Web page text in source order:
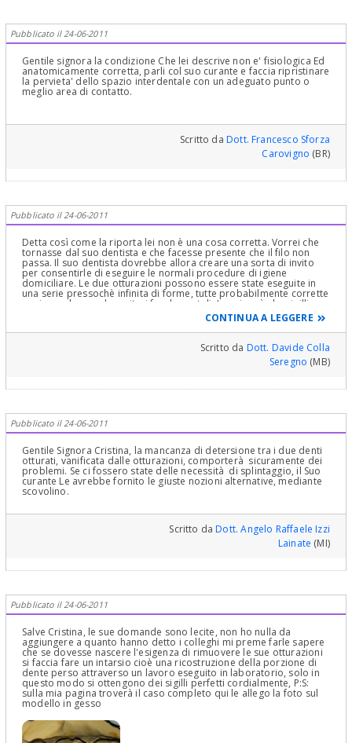
Pubblicato il 24-06-2011
Gentile signora la condizione Che lei descrive non e' fisiologica Ed
anatomicamente corretta, parli col suo curante e faccia ripristinare
la pervieta' dello spazio interdentale con un adeguato punto o
meglio area di contatto.
Scritto daDott. Francesco Sforza
Carovigno (BR)
Pubblicato il 24-06-2011
Detta così come la riporta lei non è una cosa corretta. Vorrei che
tornasse dal suo dentista e che facesse presente che il filo non
passa. Il suo dentista dovrebbe allora creare una sorta di invito
per consentirle di eseguire le normali procedure di igiene
domiciliare. Le due otturazioni possono essere state eseguite in
una serie pressochè infinita di forme, tutte probabilmente corrette
se rispondono a due criteri fondamentali: La prima è che sigillino
perfettamente la cavità cariosa, e la seconda che consentano il
passaggio del filo interdentale. Cordiali saluti.CONTINUA A LEGGERE
Scritto da Dott. Davide Colla
Seregno (MB)
Pubblicato il 24-06-2011
Gentile Signora Cristina, la mancanza di detersione tra i due denti
otturati, vanificata dalle otturazioni, comporterà sicuramente dei
problemi. Se ci fossero state delle necessità di splintaggio, il Suo
curante Le avrebbe fornito le giuste nozioni alternative, mediante
scovolino.
Scritto daDott. Angelo Raffaele Izzi
Lainate (MI)
Pubblicato il 24-06-2011
Salve Cristina, le sue domande sono lecite, non ho nulla da
aggiungere a quanto hanno detto i colleghi mi preme farle sapere
che se dovesse nascere l'esigenza di rimuovere le sue otturazioni
si faccia fare un intarsio cioè una ricostruzione della porzione di
dente perso attraverso un lavoro eseguito in laboratorio, solo in
questo modo si ottengono dei sigilli perfetti cordialmente, P:S:
sulla mia pagina troverà il caso completo qui le allego la foto sul
modello in gesso